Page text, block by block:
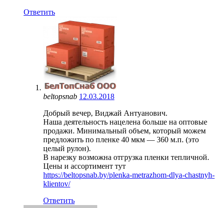
Ответить
beltopsnab 12.03.2018
Добрый вечер, Виджай Антуанович.
Наша деятельность нацелена больше на оптовые
продажи. Минимальный объем, который можем
предложить по пленке 40 мкм — 360 м.п. (это
целый рулон).
В нарезку возможна отгрузка пленки тепличной.
Цены и ассортимент тут
https://beltopsnab.by/plenka-metrazhom-dlya-chastnyh-
klientov/
Ответить